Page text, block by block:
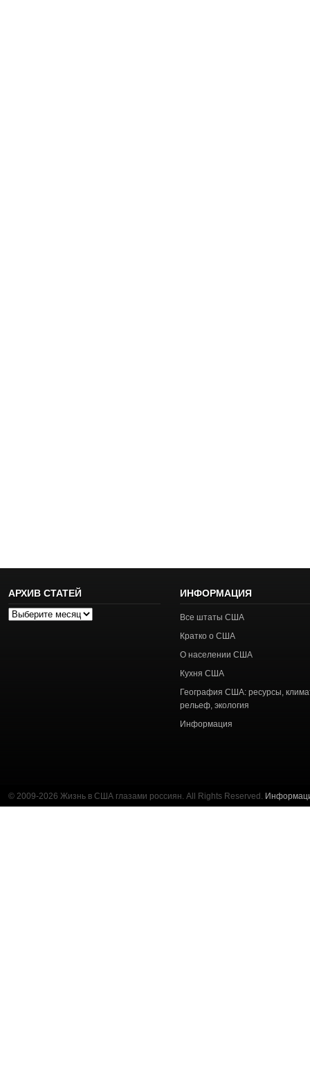
АРХИВ СТАТЕЙ
Архив
ИНФОРМАЦИЯ
Все штаты США
Кратко о США
О населении США
Кухня США
География США: ресурсы,
рельеф, экология
Информация
© 2009-2026 Жизнь в США глазами россиян. All Rights Reserved.